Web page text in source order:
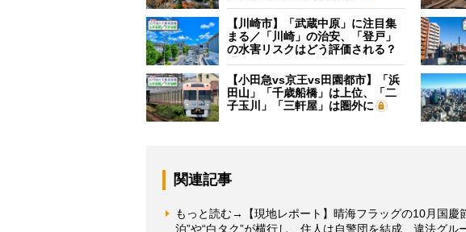
【川崎市】「武蔵中原」に注目集
まる／「川崎」の治安、「登戸」
の水害リスクはどう評価される？
【小田急vs京王vs田園都市】「浜
田山」「千歳船橋」は上位、「二
子玉川」「三軒屋」は圏外に
関連記事
もっと読む→【現地レポート】晴海フラッグの10月国
泊”や“白タク”が横行し、住人は自警団を結成 違法グル